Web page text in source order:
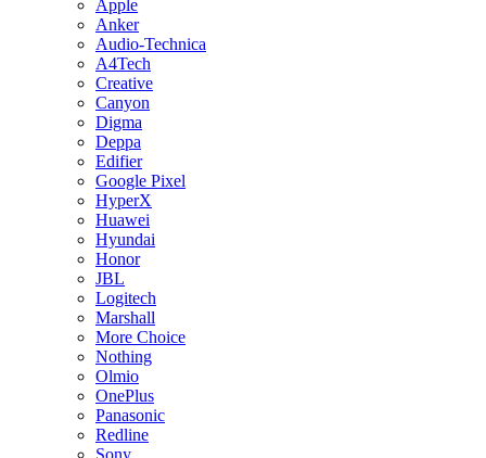
Apple
Anker
Audio-Technica
A4Tech
Creative
Canyon
Digma
Deppa
Edifier
Google Pixel
HyperX
Huawei
Hyundai
Honor
JBL
Logitech
Marshall
More Choice
Nothing
Olmio
OnePlus
Panasonic
Redline